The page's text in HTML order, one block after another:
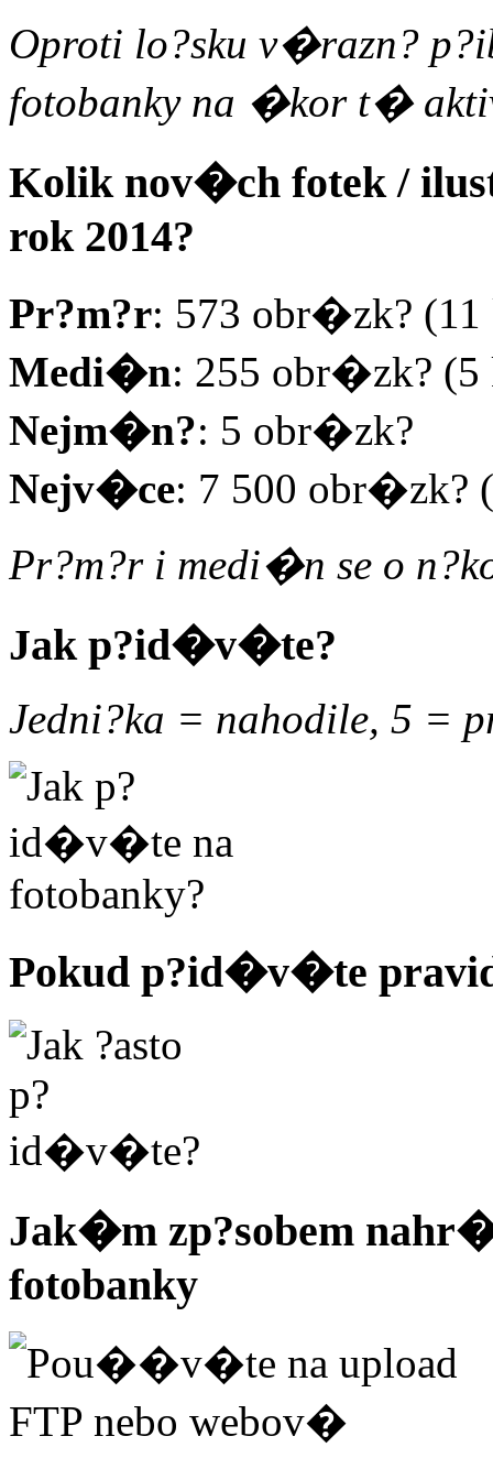
Oproti lo?sku v�razn?
fotobanky na �kor t�
Kolik nov�ch fotek /
rok 2014?
Pr?m?r: 573 obr�zk?
Medi�n: 255 obr�zk?
Nejm�n?: 5 obr�zk?
Nejv�ce: 7 500 obr�zk?
Pr?m?r i medi�n se o
Jak p?id�v�te?
Jedni?ka = nahodile, 5 =
Pokud p?id�v�te
Jak�m zp?sobem
fotobanky